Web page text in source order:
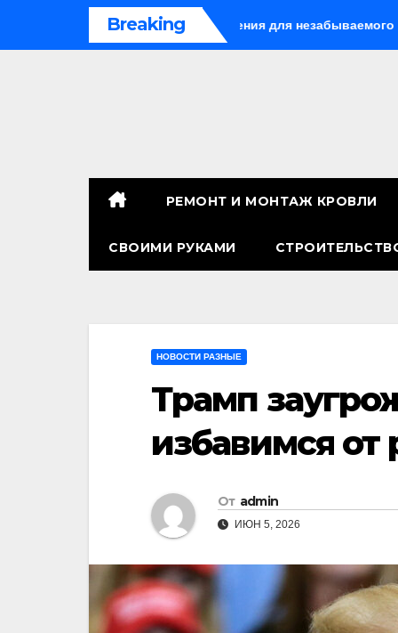
Breaking
лучшие направления для незабываемого путешествия
РЕМОНТ И МОНТАЖ КРОВЛИ
СВОИМИ РУКАМИ
НОВОСТИ РАЗНЫЕ
Трамп
избавимся от
От admin
ИЮН 5, 2026